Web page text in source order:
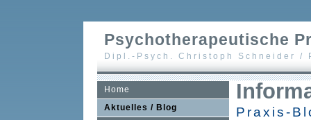
Psychotherapeutische
Dipl.-Psych. Christoph Schneider /
Home
Aktuelles / Blog
Praxis-